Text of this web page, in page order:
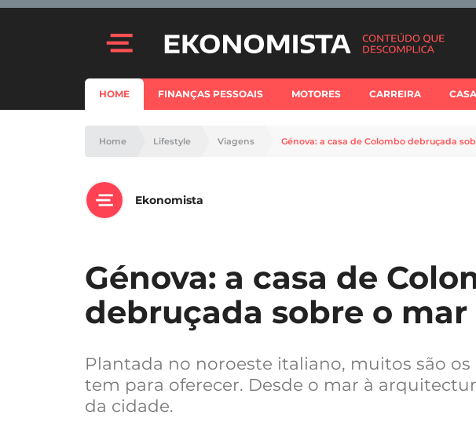
HOME FINANÇAS PESSOAIS MOTORES CARREIRA CASA
Home Lifestyle Viagens Génova: a casa de Colombo debruçada
Ekonomista
Génova: a casa de
debruçada sobre o mar
Plantada no noroeste italiano, muitos são
tem para oferecer. Desde o mar à
da cidade.